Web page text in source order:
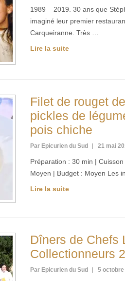
1989 – 2019. 30 ans que
imaginé leur premier
Carqueiranne. Très …
Lire la suite
Filet de rouget
pickles de
pois chiche
Par Epicurien du Sud 21 mai
Préparation : 30 min |
Moyen | Budget : Moyen Les
Lire la suite
Dîners de Chefs
Collectionneurs
Par Epicurien du Sud 5 octobre